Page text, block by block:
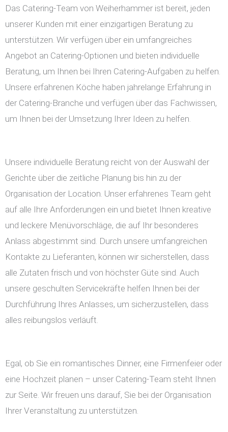
Das Catering-Team von Weiherhammer ist bereit, jeden
unserer Kunden mit einer einzigartigen Beratung zu
unterstützen. Wir verfügen über ein umfangreiches
Angebot an Catering-Optionen und bieten individuelle
Beratung, um Ihnen bei Ihren Catering-Aufgaben zu helfen.
Unsere erfahrenen Köche haben jahrelange Erfahrung in
der Catering-Branche und verfügen über das Fachwissen,
um Ihnen bei der Umsetzung Ihrer Ideen zu helfen.
Unsere individuelle Beratung reicht von der Auswahl der
Gerichte über die zeitliche Planung bis hin zu der
Organisation der Location. Unser erfahrenes Team geht
auf alle Ihre Anforderungen ein und bietet Ihnen kreative
und leckere Menüvorschläge, die auf Ihr besonderes
Anlass abgestimmt sind. Durch unsere umfangreichen
Kontakte zu Lieferanten, können wir sicherstellen, dass
alle Zutaten frisch und von höchster Güte sind. Auch
unsere geschulten Servicekräfte helfen Ihnen bei der
Durchführung Ihres Anlasses, um sicherzustellen, dass
alles reibungslos verläuft.
Egal, ob Sie ein romantisches Dinner, eine Firmenfeier oder
eine Hochzeit planen – unser Catering-Team steht Ihnen
zur Seite. Wir freuen uns darauf, Sie bei der Organisation
Ihrer Veranstaltung zu unterstützen.